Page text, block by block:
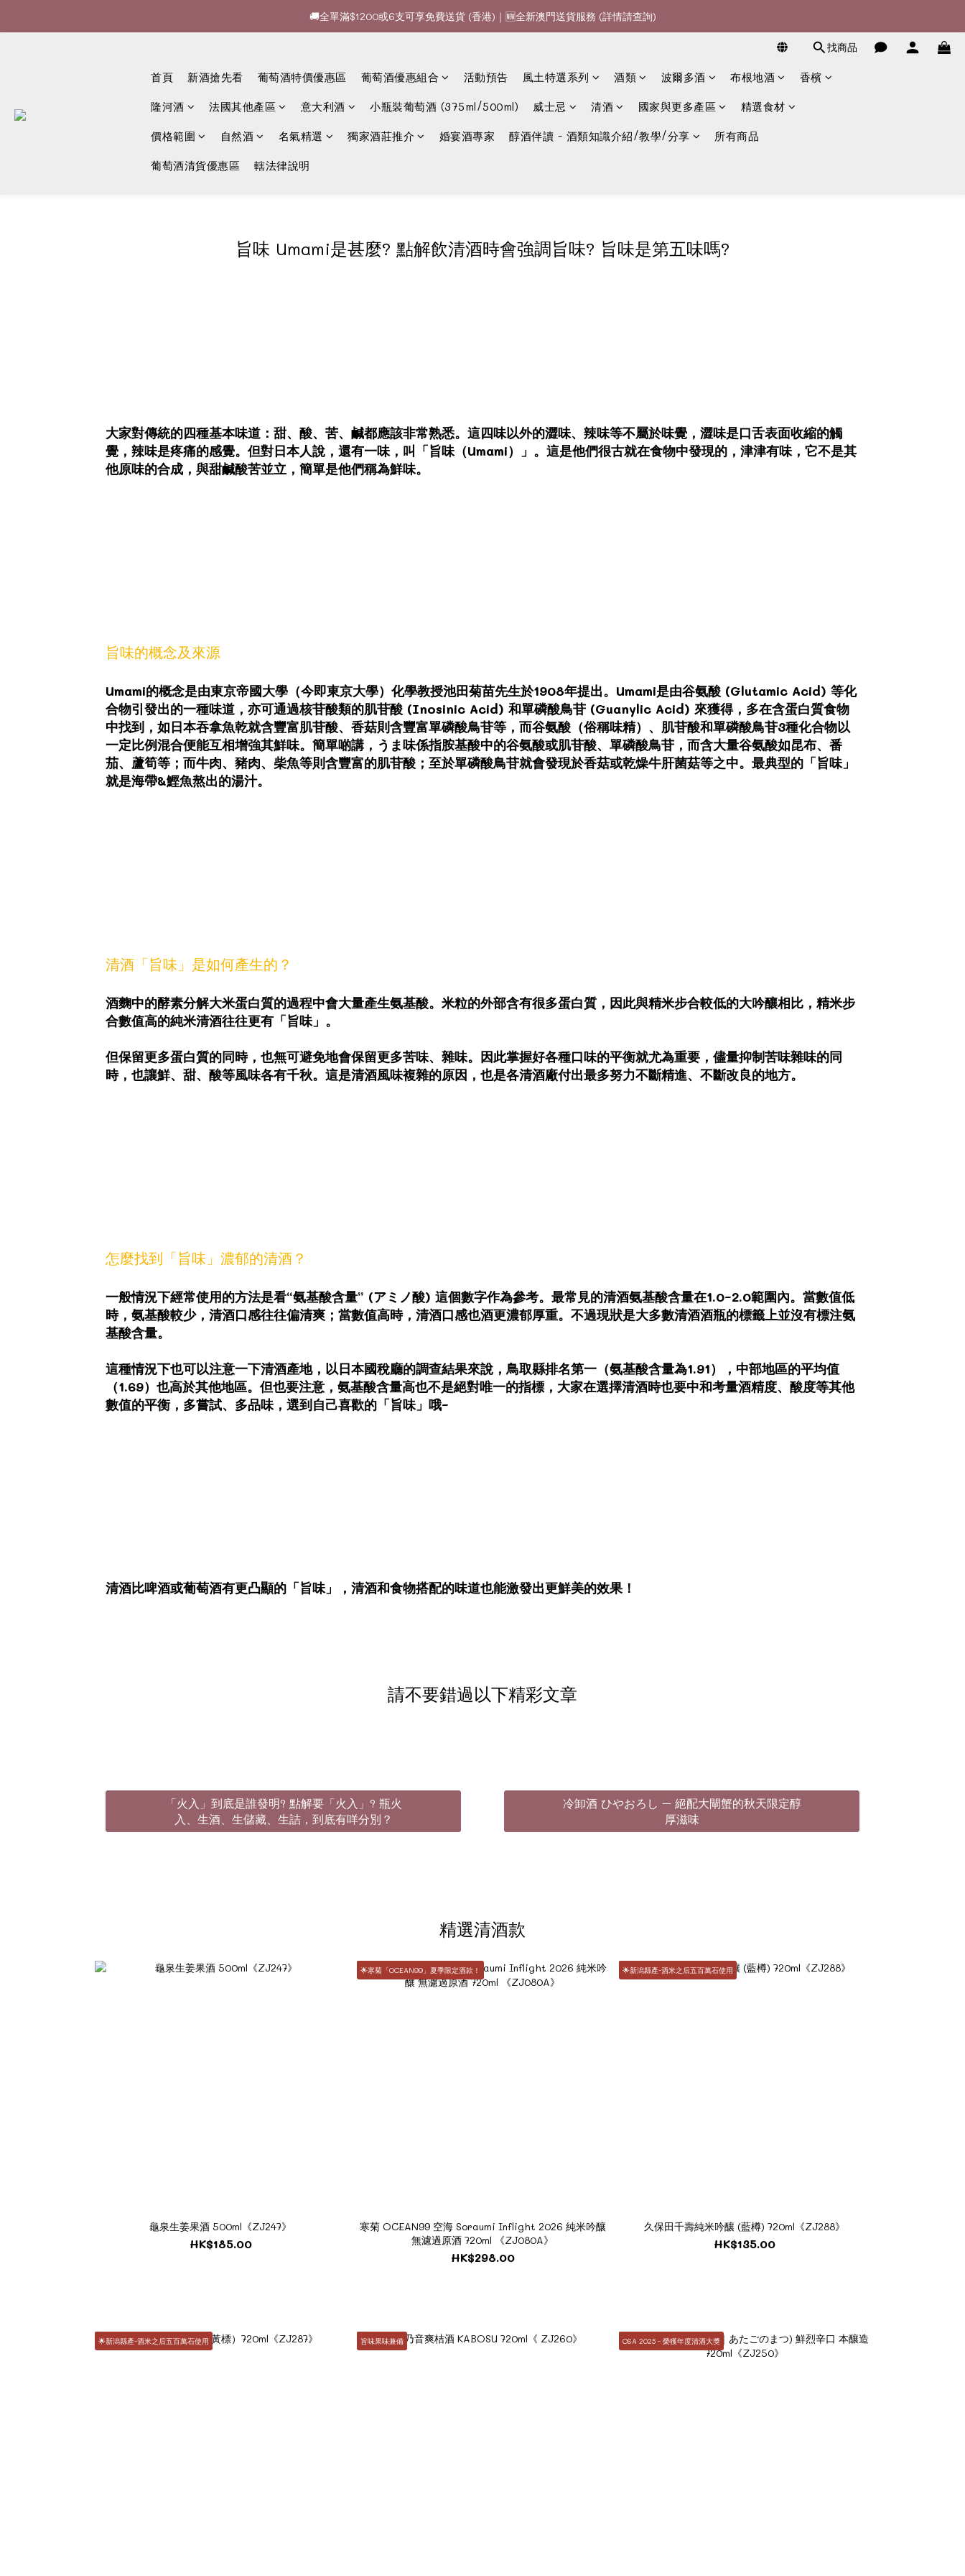
🚚全單滿$1200或6支可享免費送貨 (香港)｜🆕全新澳門送貨服務 (詳情請查詢)
🚚全單滿$1200或6支可享免費送貨 (香港)｜🆕全新澳門送貨服務 (詳情請查詢)
🚚全單滿$1200或6支可享免費送貨 (香港)｜🆕全新澳門送貨服務 (詳情請查詢)
找商品
首頁 新酒搶先看 葡萄酒特價優惠區 葡萄酒優惠組合 活動預告 風土特選系列 酒類 波爾多酒 布根地酒 香檳
隆河酒 法國其他產區 意大利酒 小瓶裝葡萄酒 (375ml/500ml) 威士忌 清酒 國家與更多產區 精選食材
價格範圍 自然酒 名氣精選 獨家酒莊推介 婚宴酒專家 醇酒伴讀 - 酒類知識介紹/教學/分享 所有商品
葡萄酒清貨優惠區 轄法律說明
旨味 Umami是甚麼? 點解飲清酒時會強調旨味? 旨味是第五味嗎?
大家對傳統的四種基本味道：甜、酸、苦、鹹都應該非常熟悉。這四味以外的澀味、辣味等不屬於味覺，澀味是口舌表面收縮的觸
覺，辣味是疼痛的感覺。但對日本人說，還有一味，叫「旨味（Umami）」。這是他們很古就在食物中發現的，津津有味，它不是其
他原味的合成，與甜鹹酸苦並立，簡單是他們稱為鮮味。
旨味的概念及來源
Umami的概念是由東京帝國大學（今即東京大學）化學教授池田菊苗先生於1908年提出。Umami是由谷氨酸 (Glutamic Acid) 等化
合物引發出的一種味道，亦可通過核苷酸類的肌苷酸 (Inosinic Acid) 和單磷酸鳥苷 (Guanylic Acid) 來獲得，多在含蛋白質食物
中找到，如日本吞拿魚乾就含豐富肌苷酸、香菇則含豐富單磷酸鳥苷等，而谷氨酸（俗稱味精）、肌苷酸和單磷酸鳥苷3種化合物以
一定比例混合便能互相增強其鮮味。簡單啲講，うま味係指胺基酸中的谷氨酸或肌苷酸、單磷酸鳥苷，而含大量谷氨酸如昆布、番
茄、蘆筍等；而牛肉、豬肉、柴魚等則含豐富的肌苷酸；至於單磷酸鳥苷就會發現於香菇或乾燥牛肝菌菇等之中。最典型的「旨味」
就是海帶&鰹魚熬出的湯汁。
清酒「旨味」是如何產生的？
酒麴中的酵素分解大米蛋白質的過程中會大量產生氨基酸。米粒的外部含有很多蛋白質，因此與精米步合較低的大吟釀相比，精米步
合數值高的純米清酒往往更有「旨味」。
但保留更多蛋白質的同時，也無可避免地會保留更多苦味、雜味。因此掌握好各種口味的平衡就尤為重要，儘量抑制苦味雜味的同
時，也讓鮮、甜、酸等風味各有千秋。這是清酒風味複雜的原因，也是各清酒廠付出最多努力不斷精進、不斷改良的地方。
怎麼找到「旨味」濃郁的清酒？
一般情況下經常使用的方法是看“氨基酸含量” (アミノ酸) 這個數字作為參考。最常見的清酒氨基酸含量在1.0~2.0範圍內。當數值低
時，氨基酸較少，清酒口感往往偏清爽；當數值高時，清酒口感也酒更濃郁厚重。不過現狀是大多數清酒酒瓶的標籤上並沒有標注氨
基酸含量。
這種情況下也可以注意一下清酒產地，以日本國稅廳的調查結果來說，鳥取縣排名第一（氨基酸含量為1.91），中部地區的平均值
（1.69）也高於其他地區。但也要注意，氨基酸含量高也不是絕對唯一的指標，大家在選擇清酒時也要中和考量酒精度、酸度等其他
數值的平衡，多嘗試、多品味，選到自己喜歡的「旨味」哦~
清酒比啤酒或葡萄酒有更凸顯的「旨味」，清酒和食物搭配的味道也能激發出更鮮美的效果！
請不要錯過以下精彩文章
「火入」到底是誰發明? 點解要「火入」? 瓶火
入、生酒、生儲藏、生詰，到底有咩分別？
冷卸酒 ひやおろし – 絕配大閘蟹的秋天限定醇
厚滋味
精選清酒款
龜泉生姜果酒 500ml《ZJ247》
HK$185.00
🌟寒菊「OCEAN99」夏季限定酒款！
寒菊 OCEAN99 空海 Soraumi Inflight 2026 純米吟釀
無濾過原酒 720ml 《ZJ080A》
HK$298.00
🌟新潟縣產-酒米之后五百萬石使用
久保田千壽純米吟釀 (藍樽) 720ml《ZJ288》
HK$135.00
🌟新潟縣產-酒米之后五百萬石使用 旨味果味兼備 OSA 2025 - 榮獲年度清酒大獎